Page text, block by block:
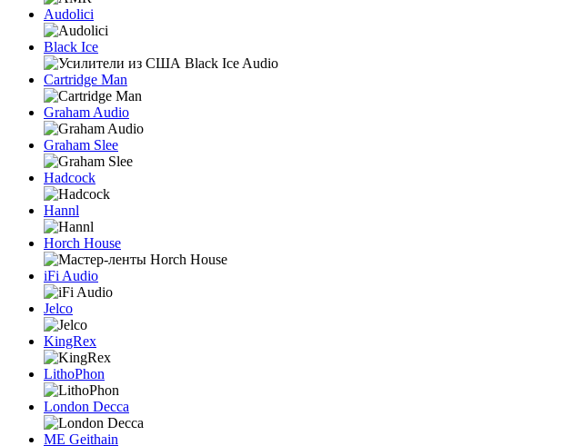
Audolici
Black Ice
Cartridge Man
Graham Audio
Graham Slee
Hadcock
Hannl
Horch House
iFi Audio
Jelco
KingRex
LithoPhon
London Decca
ME Geithain